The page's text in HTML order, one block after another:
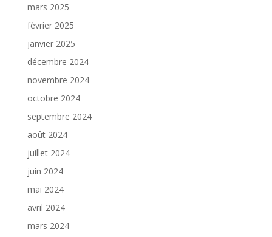
mars 2025
février 2025
janvier 2025
décembre 2024
novembre 2024
octobre 2024
septembre 2024
août 2024
juillet 2024
juin 2024
mai 2024
avril 2024
mars 2024